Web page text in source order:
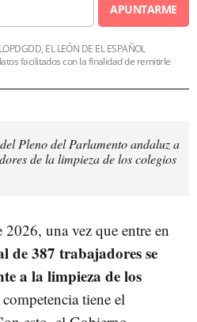
APUNTARME
EL LEÓN DE EL ESPAÑOL
facilitados con la finalidad de remitirle
Pleno del Parlamento andaluz a
de la limpieza de los colegios
una vez que entre en
de 387 trabajadores se
a la limpieza de los
tiene el